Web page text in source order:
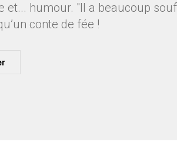
et... humour. "Il a beaucoup
conte de fée !